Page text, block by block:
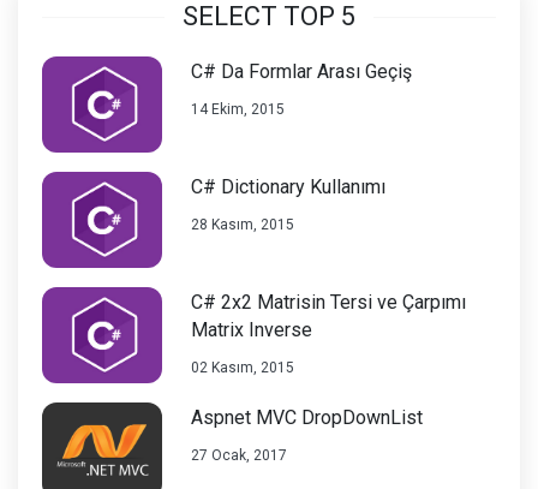
SELECT TOP 5
C# Da Formlar Arası Geçiş
14 Ekim, 2015
C# Dictionary Kullanımı
28 Kasım, 2015
C# 2x2 Matrisin Tersi ve Çarpımı
Matrix Inverse
02 Kasım, 2015
Aspnet MVC DropDownList
27 Ocak, 2017